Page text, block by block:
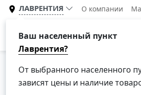
ЛАВРЕНТИЯ
Ваш населенный пункт
Лаврентия?
От выбранного населенного
зависят цены и наличие
О компании
Каталог
Главная Каталог Разборка